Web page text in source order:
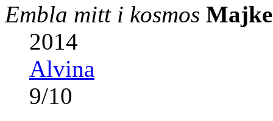
Embla mitt i kosmos
2014
Alvina
9/10